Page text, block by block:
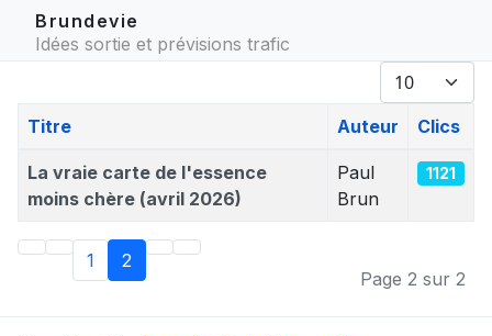
Brundevie
Idées sortie et prévisions trafic
Afficher #
Articles
Titre Auteur Clics
La vraie carte de l'essence
moins chère (avril 2026)
Paul
Brun
1121
Page 2 sur 2
1 2